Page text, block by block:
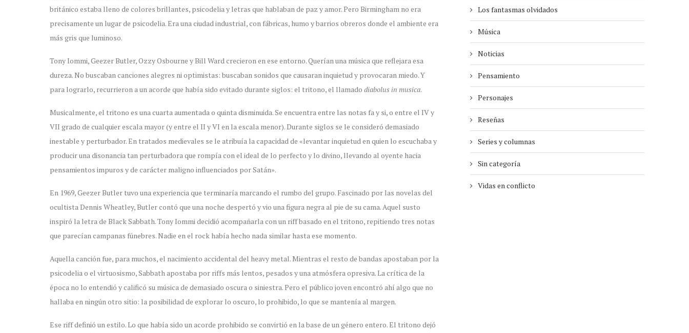
británico estaba lleno de colores brillantes, psicodelia y letras que hablaban de paz y amor. Pero Birmingham no era
precisamente un lugar de psicodelia. Era una ciudad industrial, con fábricas, humo y barrios obreros donde el ambiente era
más gris que luminoso.
Tony Iommi, Geezer Butler, Ozzy Osbourne y Bill Ward crecieron en ese entorno. Querían una música que reflejara esa
dureza. No buscaban canciones alegres ni optimistas: buscaban sonidos que causaran inquietud y provocaran miedo. Y
para lograrlo, recurrieron a un acorde que había sido evitado durante siglos: el tritono, el llamado diabolus in musica.
Musicalmente, el tritono es una cuarta aumentada o quinta disminuida. Se encuentra entre las notas fa y si, o entre el IV y
VII grado de cualquier escala mayor (y entre el II y VI en la escala menor). Durante siglos se le consideró demasiado
inestable y perturbador. En tratados medievales se le atribuía la capacidad de «levantar inquietud en quien lo escuchaba y
producir una disonancia tan perturbadora que rompía con el ideal de lo perfecto y lo divino, llevando al oyente hacia
pensamientos impuros y de carácter maligno influenciados por Satán».
En 1969, Geezer Butler tuvo una experiencia que terminaría marcando el rumbo del grupo. Fascinado por las novelas del
ocultista Dennis Wheatley, Butler contó que una noche despertó y vio una figura negra al pie de su cama. Aquel susto
inspiró la letra de Black Sabbath. Tony Iommi decidió acompañarla con un riff basado en el tritono, repitiendo tres notas
que parecían campanas fúnebres. Nadie en el rock había hecho nada similar hasta ese momento.
Aquella canción fue, para muchos, el nacimiento accidental del heavy metal. Mientras el resto de bandas apostaban por la
psicodelia o el virtuosismo, Sabbath apostaba por riffs más lentos, pesados y una atmósfera opresiva. La crítica de la
época no lo entendió y calificó su música de demasiado oscura o siniestra. Pero el público joven encontró ahí algo que no
hallaba en ningún otro sitio: la posibilidad de explorar lo oscuro, lo prohibido, lo que se mantenía al margen.
Ese riff definió un estilo. Lo que había sido un acorde prohibido se convirtió en la base de un género entero. El tritono dejó
Los fantasmas olvidados
Música
Noticias
Pensamiento
Personajes
Reseñas
Series y columnas
Sin categoría
Vidas en conflicto